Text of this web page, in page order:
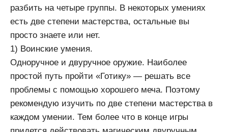
разбить на четыре группы. В некоторых умениях
есть две степени мастерства, остальные вы
просто знаете или нет.
1) Воинские умения.
Одноручное и двуручное оружие. Наиболее
простой путь пройти «Готику» — решать все
проблемы с помощью хорошего меча. Поэтому
рекомендую изучить по две степени мастерства в
каждом умении. Тем более что в конце игры